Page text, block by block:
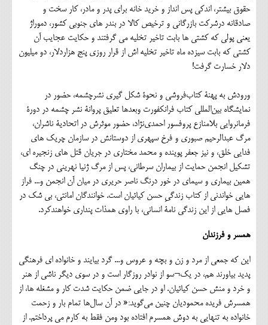
حقوق بیشتر، اندکی پس انداز و خرید خانه برای پدر و مادر، کار سخت و
صادقانه درشرکت بازرگانی و ترخیص کالا در بندر های جنوبی کشور، دموراژ
یعنی پولی که کشتی ها بابت تاخیر تخلیه می گرفتند و حکایت عجایب آن
کشتی که بابت سیزده ماه تاخیر تخلیه اش از قرار روزی پنج هزاردلار، دو میلیون
دلار خسارت گرفت!
ورودش به پهنۀ کتاب‌فروشی و نحوۀ شکل گیری نشرچشمه، حضور در
نمایشگاه بین‌المللی کتاب فرانکفورت وبعدها تعلیق پروانۀ نشر چشمه در دورۀ
فرمانروایی بلامنازع پروفسور احمدی‌نژاد، حضور موثرش در اتحادیۀ ناشران،
مرگ عبدالرحیم صبوری و فرخ سپهری از دوستانش در سازمان چریک های
فدایی خلق، و نیز جعفر پوینده و محمد مختاری در جریان قتل های زنجیره ای،
تشکیل انجمن حمایت از بیماران سرطانی، پس از مرگ ژنیا نهرینی در چنگ
همین بیماری و سیمای در خور درنگ ناصر حریری در میان آن انجمن و... فراز
هایی خواندنی از کتاب زندگیِ حسن کیائیان است. خوانندگان امانتی، بی شک در
فصل هایی از این زندگی نامۀ انسانی، با راوی همذات‌ پنداری خواهندکرد.
همسر و فرزندان
این که جمعی از مرد و زن و بچه و عروس و... گرد بیایند و خانواده ای فرهنگی
پدید بیاورند هم، در یک¬سو از نوادر روزگار است و در سوی دیگر ناشی از هنر
و خرد و منش حسن کیائیان. او در جایی ضمن حکایت شدت کار و مشغله ها، از
همسرش فریده محمودیان چنین می‌گوید:« در آن سال‌ها تمام بار و زحمت
خانواده به تنهایی به دوش همسرم افتاده بود ومن فقط به کارم می پرداختم. از